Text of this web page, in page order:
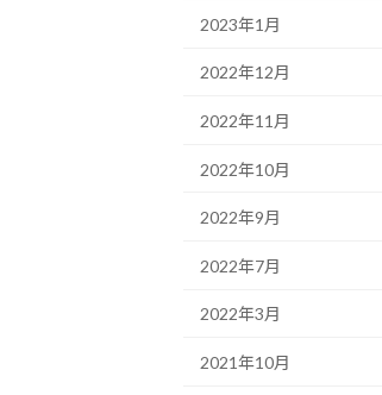
2023年1月
2022年12月
2022年11月
2022年10月
2022年9月
2022年7月
2022年3月
2021年10月